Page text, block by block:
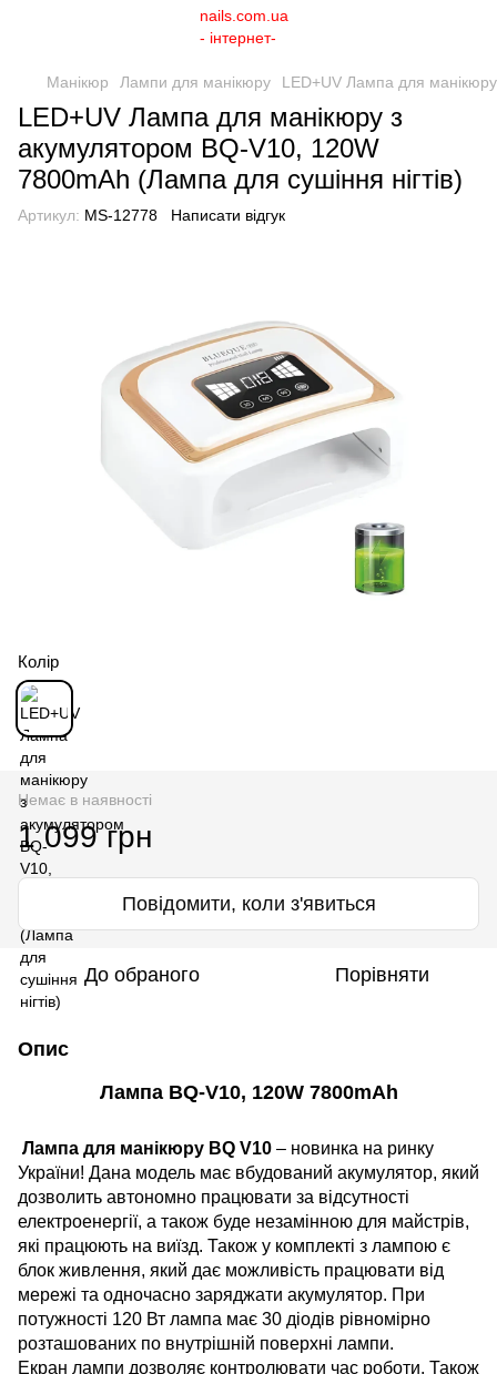
Манікюр Лампи для манікюру LED+UV Лампа для
LED+UV Лампа для манікюру з
акумулятором BQ-V10, 120W
7800mAh (Лампа для сушіння нігтів)
Артикул: MS-12778 Написати відгук
Колір
Немає в наявності
1 099 грн
Повідомити, коли з'явиться
До обраного Порівняти
Опис
Лампа BQ-V10, 120W 7800mAh
Лампа для манікюру BQ V10 – новинка на ринку
України! Дана модель має вбудований акумулятор, який
дозволить автономно працювати за відсутності
електроенергії, а також буде незамінною для майстрів,
які працюють на виїзд. Також у комплекті з лампою є
блок живлення, який дає можливість працювати від
мережі та одночасно заряджати акумулятор. При
потужності 120 Вт лампа має 30 діодів рівномірно
розташованих по внутрішній поверхні лампи.
Екран лампи дозволяє контролювати час роботи. Також